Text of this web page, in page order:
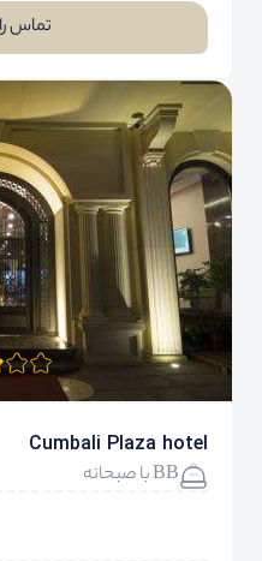
تماس
Cumbali Plaza hotel
BB با صبحانه